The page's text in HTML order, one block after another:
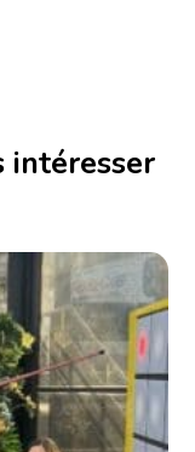
intéresser